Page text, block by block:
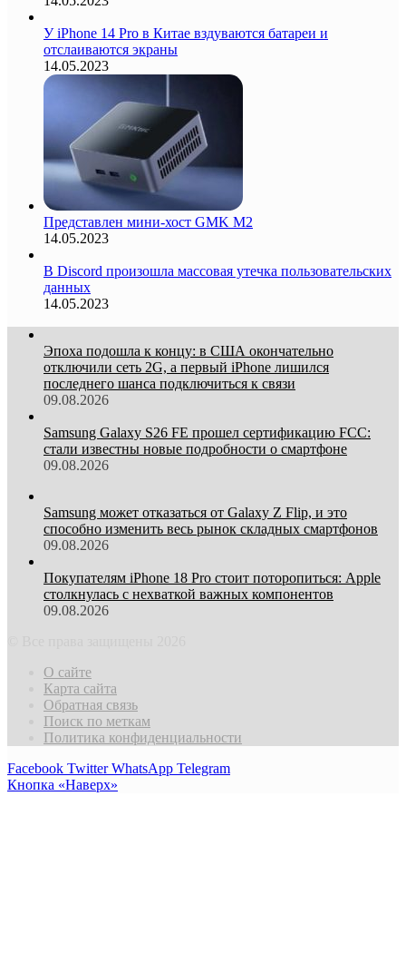
У iPhone 14 Pro в Китае вздуваются батареи и
отслаиваются экраны
14.05.2023
Представлен мини-хост GMK M2
14.05.2023
В Discord произошла массовая утечка пользовательских
данных
14.05.2023
Эпоха подошла к концу: в США окончательно
отключили сеть 2G, а первый iPhone лишился
последнего шанса подключиться к связи
09.08.2026
Samsung Galaxy S26 FE прошел сертификацию FCC:
стали известны новые подробности о смартфоне
09.08.2026
Samsung может отказаться от Galaxy Z Flip, и это
способно изменить весь рынок складных смартфонов
09.08.2026
Покупателям iPhone 18 Pro стоит поторопиться: Apple
столкнулась с нехваткой важных компонентов
09.08.2026
О сайте
Карта сайта
Обратная связь
Поиск по меткам
Политика конфиденциальности
Facebook Twitter WhatsApp Telegram
Кнопка «Наверх»